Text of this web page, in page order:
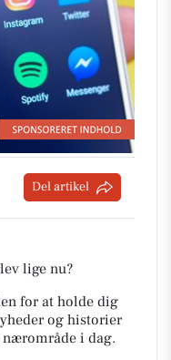
Del artikel
lige nu?
for at holde dig
og historier
i dag.